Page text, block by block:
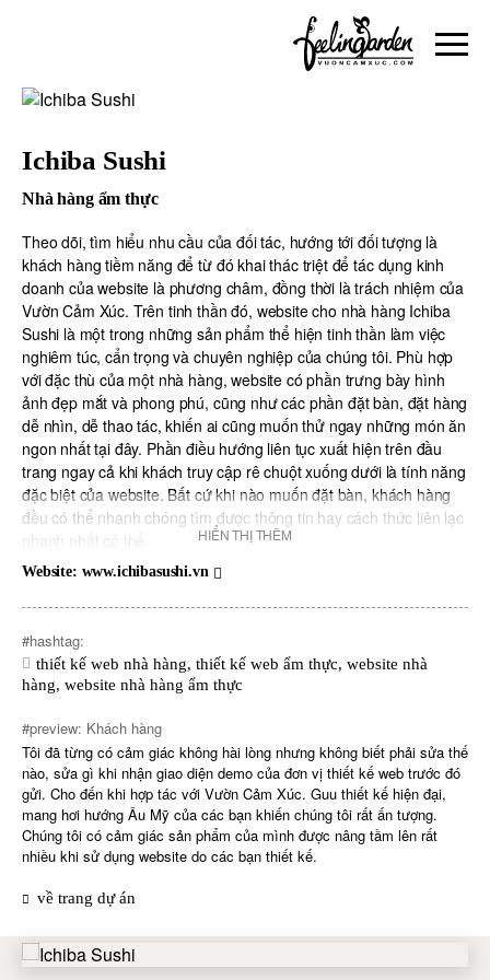
về trang dự án
Ichiba Sushi
Nhà hàng ẩm thực
Theo dõi, tìm hiểu nhu cầu của đối tác, hướng tới đối tượng là
khách hàng tiềm năng để từ đó khai thác triệt để tác dụng kinh
doanh của website là phương châm, đồng thời là trách nhiệm của
Vườn Cảm Xúc. Trên tinh thần đó, website cho nhà hàng Ichiba
Sushi là một trong những sản phẩm thể hiện tinh thần làm việc
nghiêm túc, cẩn trọng và chuyên nghiệp của chúng tôi. Phù hợp
với đặc thù của một nhà hàng, website có phần trưng bày hình
ảnh đẹp mắt và phong phú, cũng như các phần đặt bàn, đặt hàng
dễ nhìn, dễ thao tác, khiến ai cũng muốn thử ngay những món ăn
ngon nhất tại đây. Phần điều hướng liên tục xuất hiện trên đầu
trang ngay cả khi khách truy cập rê chuột xuống dưới là tính năng
đặc biệt của website. Bất cứ khi nào muốn đặt bàn, khách hàng
đều có thể nhanh chóng tìm được thông tin hay cách thức liên lạc
nhanh nhất có thể.
Sushi thu hút một lượng lớn khách hàng, tiếp tục phát huy tiềm
năng cùng chỗ đứng của một thương hiệu ẩm thực hàng đầu tại
Sài Gòn.
HIỂN THỊ THÊM
Website: www.ichibasushi.vn
#hashtag:
thiết kế web nhà hàng, thiết kế web ẩm thực, website nhà
hàng, website nhà hàng ẩm thực
#preview: Khách hàng
Tôi đã từng có cảm giác không hài lòng nhưng không biết phải sửa thế
nào, sửa gì khi nhận giao diện demo của đơn vị thiết kế web trước đó
gửi. Cho đến khi hợp tác với Vườn Cảm Xúc. Guu thiết kế hiện đại,
mang hơi hướng Âu Mỹ của các bạn khiến chúng tôi rất ấn tượng.
Chúng tôi có cảm giác sản phẩm của mình được nâng tầm lên rất
nhiều khi sử dụng website do các bạn thiết kế.